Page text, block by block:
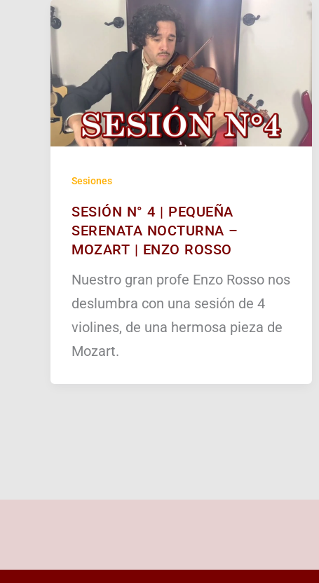
Sesiones
SESIÓN N° 4 | PEQUEÑA
SERENATA NOCTURNA –
MOZART | ENZO ROSSO
Nuestro gran profe Enzo Rosso nos
deslumbra con una sesión de 4
violines, de una hermosa pieza de
Mozart.